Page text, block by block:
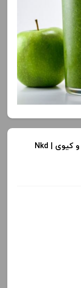
جوس سالت نیکد سیب سبز وطالبی و کیوی | Nkd